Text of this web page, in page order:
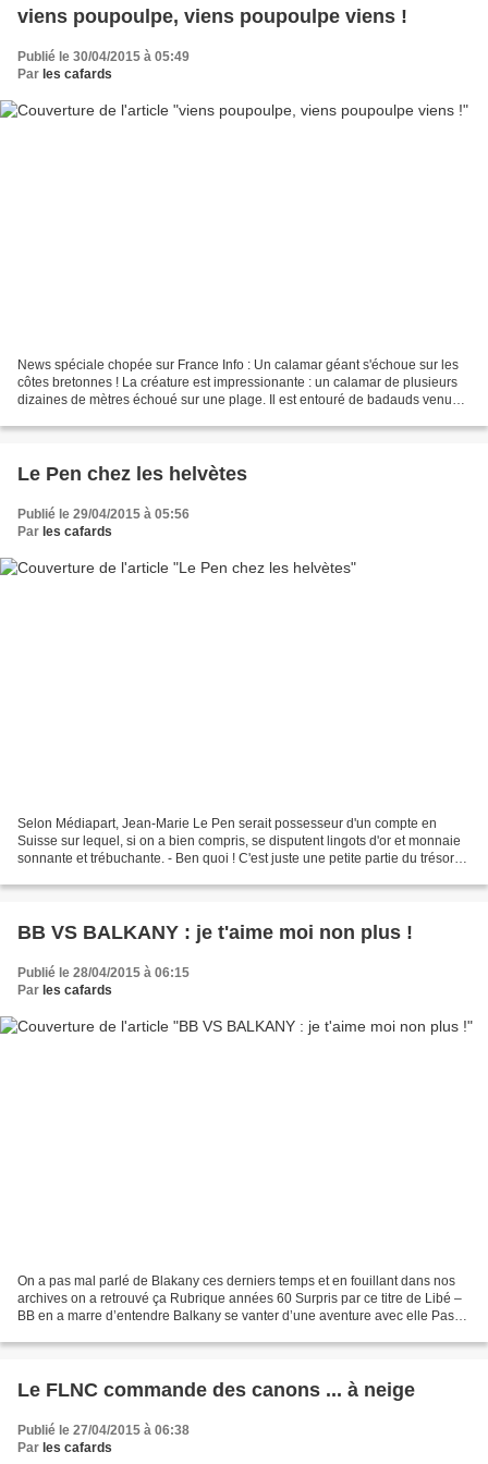
viens poupoulpe, viens poupoulpe viens !
Publié le 30/04/2015 à 05:49
Par les cafards
News spéciale chopée sur France Info : Un calamar géant s'échoue sur les
côtes bretonnes ! La créature est impressionante : un calamar de plusieurs
dizaines de mètres échoué sur une plage. Il est entouré de badauds venus
Le Pen chez les helvètes
Publié le 29/04/2015 à 05:56
Par les cafards
Selon Médiapart, Jean-Marie Le Pen serait possesseur d'un compte en
Suisse sur lequel, si on a bien compris, se disputent lingots d'or et monnaie
sonnante et trébuchante. - Ben quoi ! C'est juste une petite partie du trésor
BB VS BALKANY : je t'aime moi non plus !
Publié le 28/04/2015 à 06:15
Par les cafards
On a pas mal parlé de Blakany ces derniers temps et en fouillant dans nos
archives on a retrouvé ça Rubrique années 60 Surpris par ce titre de Libé –
BB en a marre d’entendre Balkany se vanter d’une aventure avec elle Pas
Le FLNC commande des canons ... à neige
Publié le 27/04/2015 à 06:38
Par les cafards